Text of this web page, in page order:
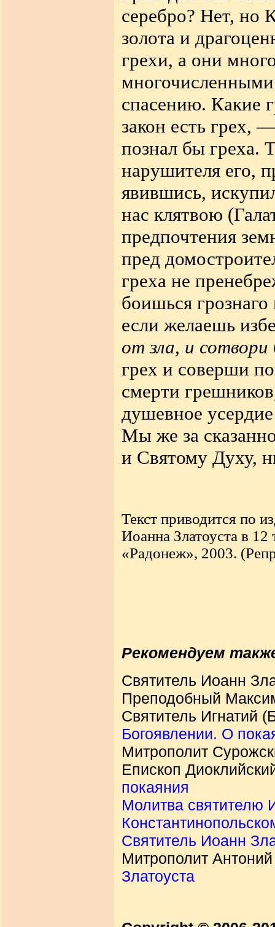
серебро? Нет, но
золота и
грехи, а они
спасению. Какие
закон есть грех,
познал бы греха.
нарушителя его,
явившись,
нас клятвою
предпочтения
пред
греха не
боишься
если желаешь
от зла, и сотвори
грех и соверши
смерти
душевное
Мы же за
и Святому Духу,
Текст приводится по
Иоанна Златоуста в
«Радонеж», 2003.
Рекомендуем
Святитель Иоанн
Преподобный
Святитель Игнатий
Богоявлении. О
Митрополит
Епископ
покаяния
Молитва святителю
Святитель Иоанн
Митрополит
Златоуста